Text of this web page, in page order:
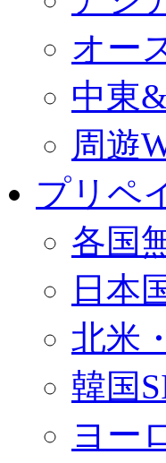
オー
中東
周遊
プリペ
各国
日本
北米
韓国
ヨー